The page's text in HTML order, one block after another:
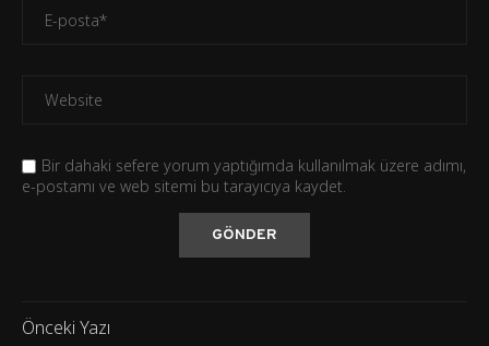
Bir dahaki sefere yorum yaptığımda kullanılmak üzere adımı,
e-postamı ve web sitemi bu tarayıcıya kaydet.
Önceki Yazı